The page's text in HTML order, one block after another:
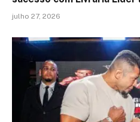
julho 27, 2026